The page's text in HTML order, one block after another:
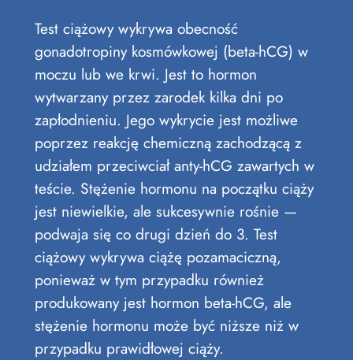
Test ciążowy wykrywa obecność
gonadotropiny kosmówkowej (beta-hCG) w
moczu lub we krwi. Jest to hormon
wytwarzany przez zarodek kilka dni po
zapłodnieniu. Jego wykrycie jest możliwe
poprzez reakcję chemiczną zachodzącą z
udziałem przeciwciał anty-hCG zawartych w
teście. Stężenie hormonu na początku ciąży
jest niewielkie, ale sukcesywnie rośnie —
podwaja się co drugi dzień do 3. Test
ciążowy wykrywa ciążę pozamaciczną,
ponieważ w tym przypadku również
produkowany jest hormon beta-hCG, ale
stężenie hormonu może być niższe niż w
przypadku prawidłowej ciąży.